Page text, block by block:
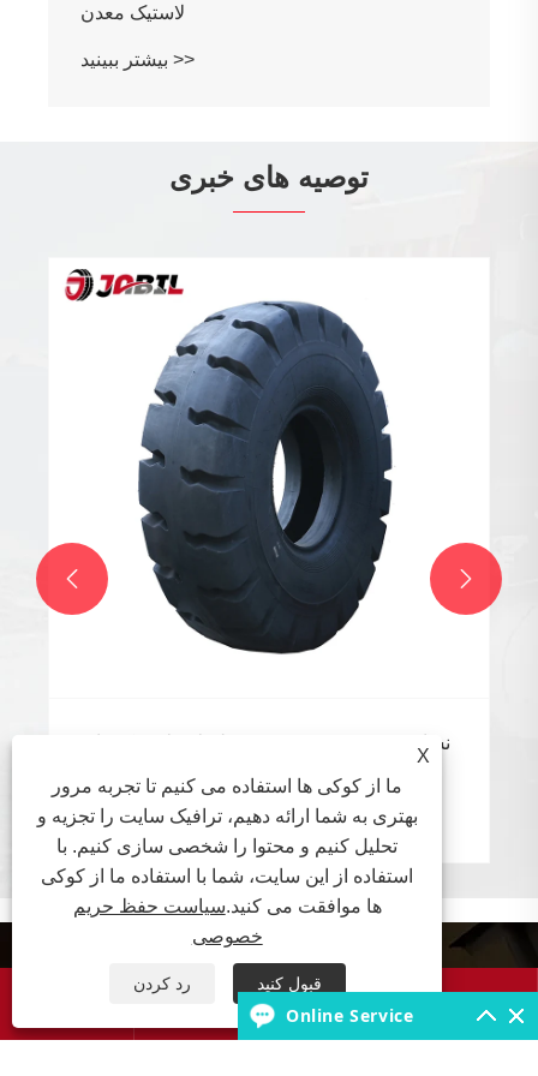
لاستیک معدن
بیشتر ببینید >>
توصیه های خبری
و محیط های کاری مناسب برای لاستیک های
OTR با سطح لایه های مختلف چیست؟
بیشتر ببینید >>
 
محصولات

X
ما از کوکی ها استفاده می کنیم تا تجربه مرور
بهتری به شما ارائه دهیم، ترافیک سایت را تجزیه و
تحلیل کنیم و محتوا را شخصی سازی کنیم. با
استفاده از این سایت، شما با استفاده ما از کوکی
ها موافقت می کنید.سیاست حفظ حریم
خصوصی
رد کردن قبول کنید
Online Service